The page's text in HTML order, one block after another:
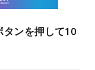
ンを押して10